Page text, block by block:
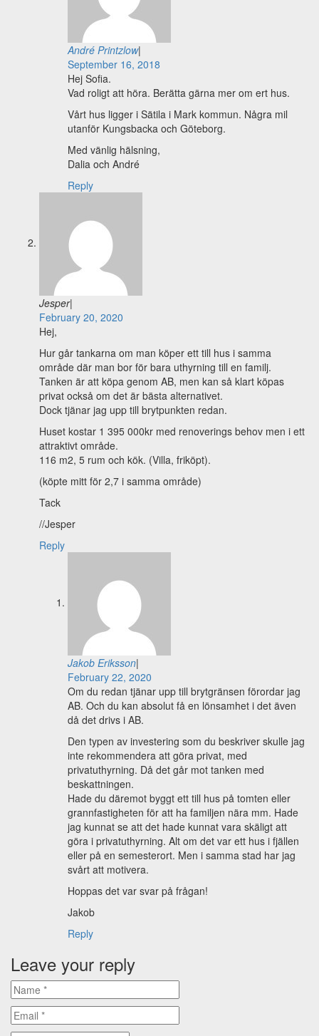
André Printzlow|
September 16, 2018
Hej Sofia.
Vad roligt att höra. Berätta gärna mer om ert hus.
Vårt hus ligger i Sätila i Mark kommun. Några mil
utanför Kungsbacka och Göteborg.
Med vänlig hälsning,
Dalia och André
Reply
Jesper|
February 20, 2020
Hej,
Hur går tankarna om man köper ett till hus i samma
område där man bor för bara uthyrning till en familj.
Tanken är att köpa genom AB, men kan så klart köpas
privat också om det är bästa alternativet.
Dock tjänar jag upp till brytpunkten redan.
Huset kostar 1 395 000kr med renoverings behov men i ett
attraktivt område.
116 m2, 5 rum och kök. (Villa, friköpt).
(köpte mitt för 2,7 i samma område)
Tack
//Jesper
Reply
Jakob Eriksson|
February 22, 2020
Om du redan tjänar upp till brytgränsen förordar jag
AB. Och du kan absolut få en lönsamhet i det även
då det drivs i AB.
Den typen av investering som du beskriver skulle jag
inte rekommendera att göra privat, med
privatuthyrning. Då det går mot tanken med
beskattningen.
Hade du däremot byggt ett till hus på tomten eller
grannfastigheten för att ha familjen nära mm. Hade
jag kunnat se att det hade kunnat vara skäligt att
göra i privatuthyrning. Alt om det var ett hus i fjällen
eller på en semesterort. Men i samma stad har jag
svårt att motivera.
Hoppas det var svar på frågan!
Jakob
Reply
Leave your reply